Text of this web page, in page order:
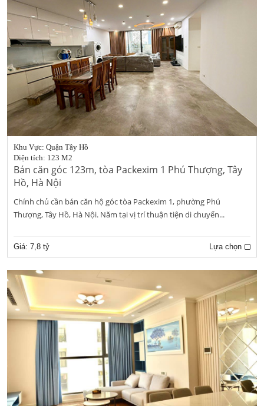
Khu Vực: Quận Tây Hồ
Diện tích: 123 M2
Bán căn góc 123m, tòa Packexim 1 Phú Thượng, Tây
Hồ, Hà Nội
Chính chủ cần bán căn hộ góc tòa Packexim 1, phường Phú
Thượng, Tây Hồ, Hà Nội. Năm tại vị trí thuận tiện di chuyển...
Giá: 7,8 tỷ Lựa chọn